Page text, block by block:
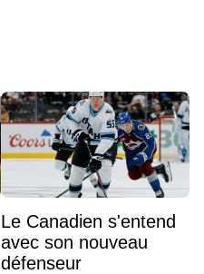
Le Canadien s'entend
avec son nouveau
défenseur